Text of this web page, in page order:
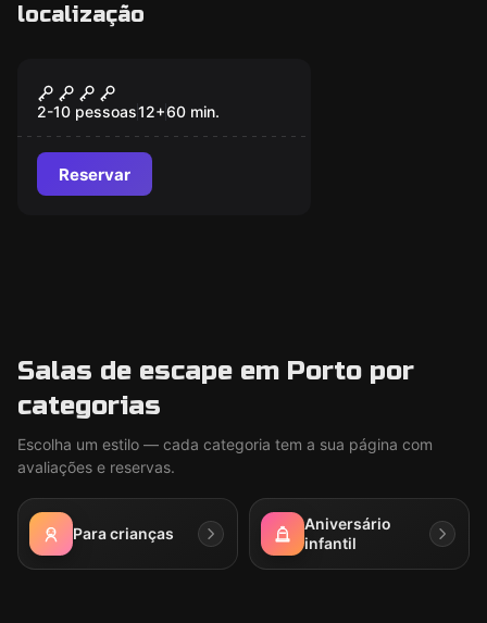
localização
Stranger Room
2-10 pessoas12+60 min.
Reservar
Salas de escape em Porto por
categorias
Escolha um estilo — cada categoria tem a sua página com
avaliações e reservas.
Para crianças
Aniversário
infantil